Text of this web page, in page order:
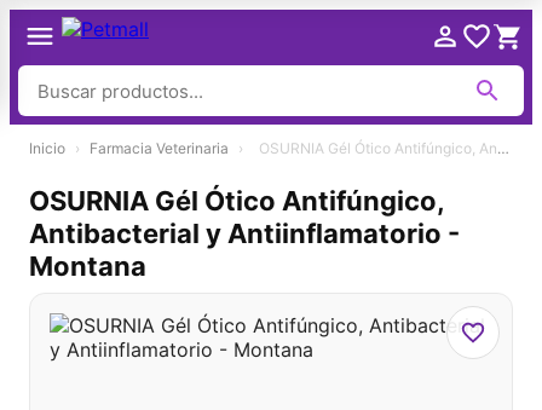
contenido
Inicio › Farmacia Veterinaria › OSURNIA Gél Ótico Antifúngico, Antibacterial y Antiinflamatorio - Montana
OSURNIA Gél Ótico Antifúngico,
Antibacterial y Antiinflamatorio -
Montana